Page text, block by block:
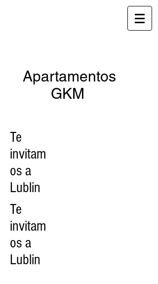
Apartamentos
GKM
Te
invitam
os a
Lublin
Te
invitam
os a
Lublin